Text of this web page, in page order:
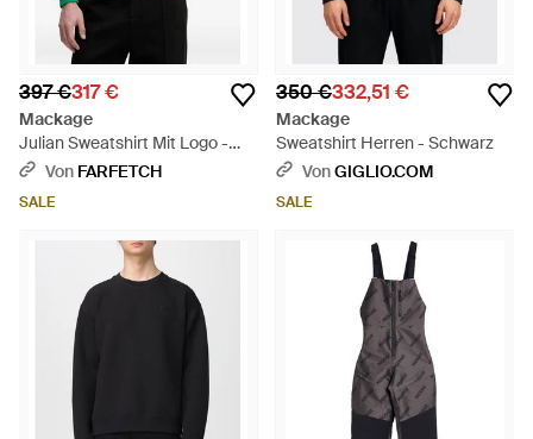
397 €317 €
Mackage
Julian Sweatshirt Mit Logo -
GrünVon FARFETCH
SALE
350 €332,51 €
Mackage
Sweatshirt Herren - Schwarz
VonGIGLIO.COM
SALE